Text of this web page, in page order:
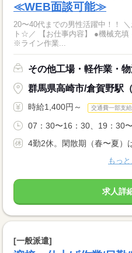
≪WEB面談可能≫
20〜40代までの男性活躍中！！
ト☆／ 【お仕事内容】 ●機械充填 ●梱包 ●パレット積み ●運搬作業
※ライン作業...
その他工場・軽作業・
群馬県高崎市/倉賀野駅
時給1,400円～ 交通費一部支給
07：30〜16：30、19：30
4勤2休。閑散期（春〜夏）
もっ
求人詳
[一般派遣]